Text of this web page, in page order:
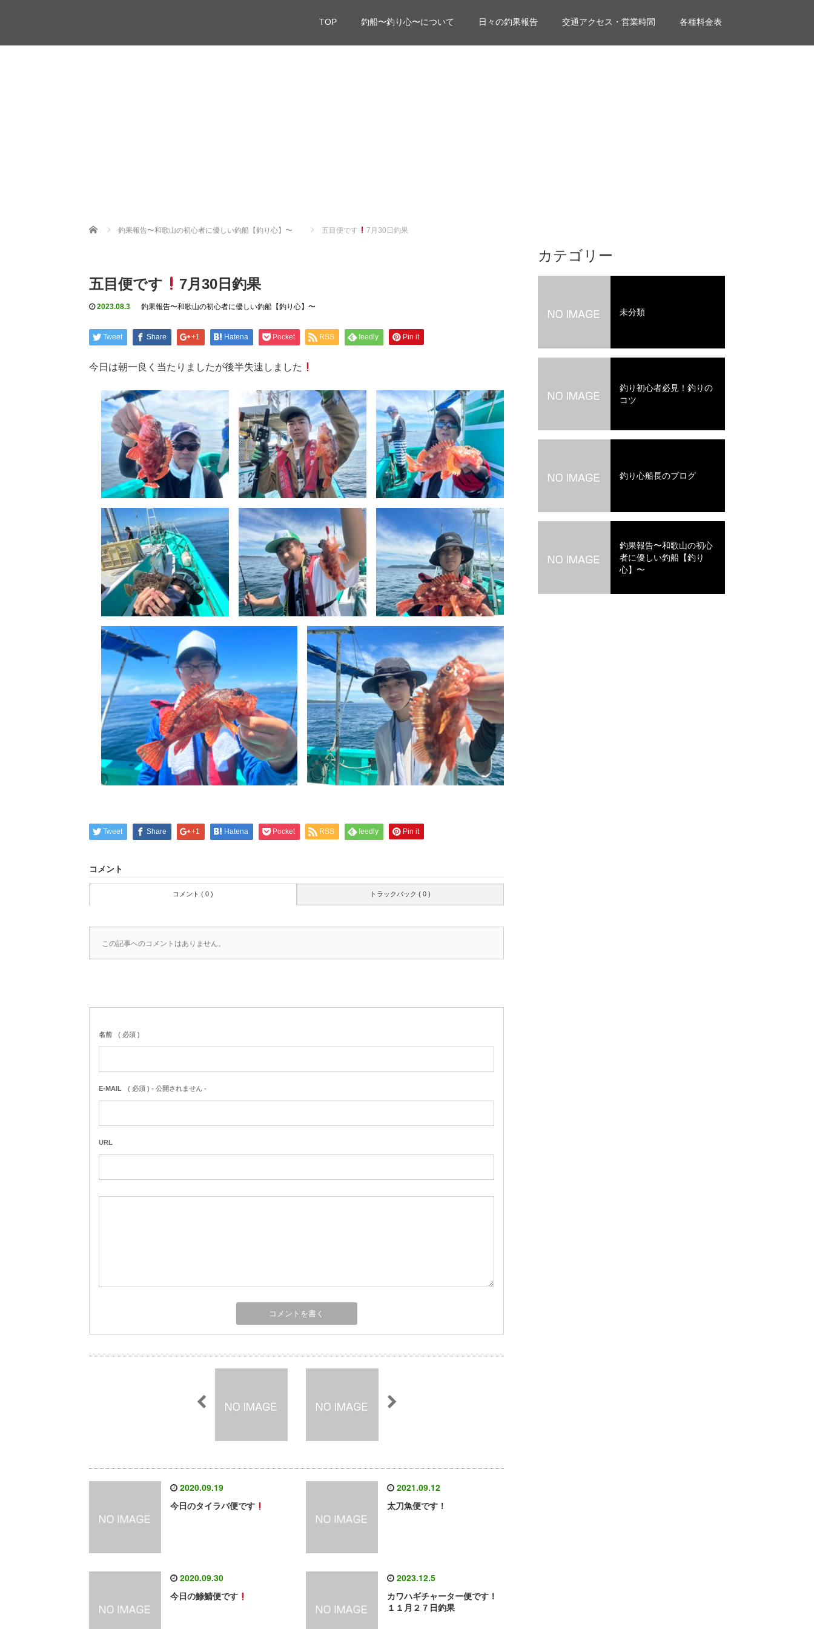
TOP 釣船〜釣り心〜について 日々の釣果報告 交通アクセス・営業時間 各種料金表
Home 釣果報告〜和歌山の初心者に優しい釣船【釣り心】〜 五目便です 7月30日釣果
五目便です 7月30日釣果
2023.08.3 釣果報告〜和歌山の初心者に優しい釣船【釣り心】〜
Tweet Share +1 Hatena Pocket RSS feedly Pin it
今日は朝一良く当たりましたが後半失速しました
Tweet Share +1 Hatena Pocket RSS feedly Pin it
コメント
コメント ( 0 ) トラックバック ( 0 )
この記事へのコメントはありません。
名前 ( 必須 )
E-MAIL ( 必須 ) - 公開されません -
URL
2020.09.19
今日のタイラバ便です
2021.09.12
太刀魚便です！
2020.09.30
今日の鯵鯖便です
2023.12.5
カワハギチャーター便です！
１１月２７日釣果
カテゴリー
未分類
釣り初心者必見！釣りの
コツ
釣り心船長のブログ
釣果報告〜和歌山の初心
者に優しい釣船【釣り
心】〜